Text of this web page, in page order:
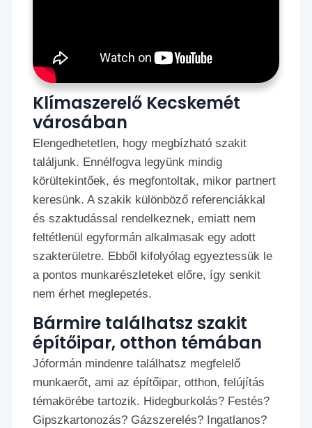
Klímaszerelő Kecskemét
városában
Elengedhetetlen, hogy megbízható szakit
találjunk. Ennélfogva legyünk mindig
körültekintőek, és megfontoltak, mikor partnert
keresünk. A szakik különböző referenciákkal
és szaktudással rendelkeznek, emiatt nem
feltétlenül egyformán alkalmasak egy adott
szakterületre. Ebből kifolyólag egyeztessük le
a pontos munkarészleteket előre, így senkit
nem érhet meglepetés.
Bármire találhatsz szakit
építőipar, otthon témában
Jóformán mindenre találhatsz megfelelő
munkaerőt, ami az építőipar, otthon, felújítás
témakörébe tartozik. Hidegburkolás? Festés?
Gipszkartonozás? Gázszerelés? Ingatlanos?